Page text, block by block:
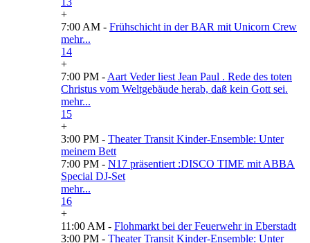
+
7:00 AM - Frühschicht in der BAR mit Unicorn Crew
mehr...
14
+
7:00 PM - Aart Veder liest Jean Paul . Rede des toten
Christus vom Weltgebäude herab, daß kein Gott sei.
mehr...
15
+
3:00 PM - Theater Transit Kinder-Ensemble: Unter
meinem Bett
7:00 PM - N17 präsentiert :DISCO TIME mit ABBA
Special DJ-Set
mehr...
16
+
11:00 AM - Flohmarkt bei der Feuerwehr in Eberstadt
3:00 PM - Theater Transit Kinder-Ensemble: Unter